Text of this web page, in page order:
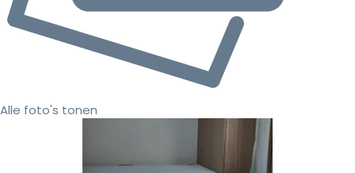
Alle foto's tonen